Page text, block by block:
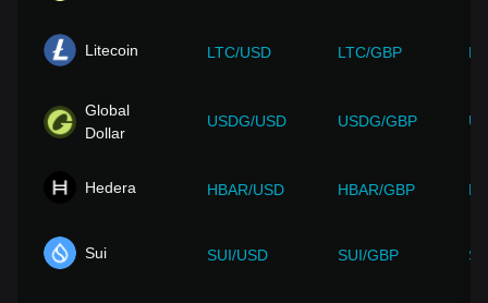
Litecoin LTC/USD LTC/GBP
Global
Dollar
USDG/USD USDG/GBP
Hedera HBAR/USD HBAR/GBP
Sui SUI/USD SUI/GBP